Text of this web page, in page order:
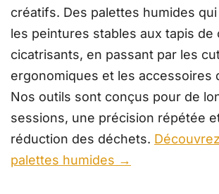
créatifs. Des palettes humides
les peintures stables aux tapis de
cicatrisants, en passant par les
ergonomiques et les accessoires
Nos outils sont conçus pour de
sessions, une précision répétée
réduction des déchets.
palettes humides →